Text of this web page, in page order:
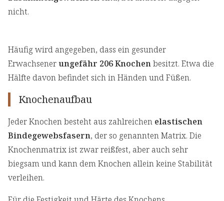
nicht.
Häufig wird angegeben, dass ein gesunder
Erwachsenerungefähr 206 Knochenbesitzt. Etwa die
Hälfte davon befindet sich in Händen und Füßen.
Knochenaufbau
Jeder Knochen besteht aus zahlreichen elastischen
Bindegewebsfasern, der so genannten Matrix. Die
Knochenmatrix ist zwar reißfest, aber auch sehr
biegsam und kann dem Knochen allein keine Stabilität
verleihen.